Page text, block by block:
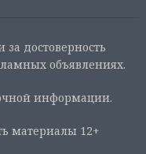
за достоверность
объявлениях.
информации.
материалы 12+